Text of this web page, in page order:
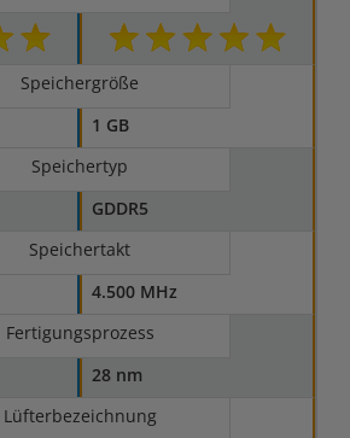
Speichergröße
1 GB
Speichertyp
GDDR5
Speichertakt
4.500 MHz
Fertigungsprozess
28 nm
Lüfterbezeichnung